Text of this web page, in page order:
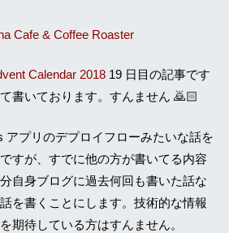
Calendar 201819 日目の記事です
書いております。すんません 🙇🏻
アプリのデプロイフローみたいな話を
すが、すでに他の方が書いてる内容
自身ブログに過去何回も書いた話な
を書くことにします。技術的な情報
期待している方はすんません。